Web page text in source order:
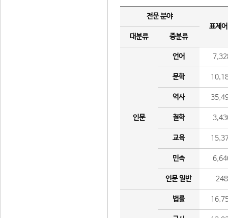
전문 분야
표제
대분류
중분류
인문
언어
문학
역사
철학
교육
민속
인문 일반 248
법률